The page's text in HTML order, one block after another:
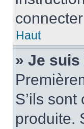
Haut
» Je
S’ils
produite.